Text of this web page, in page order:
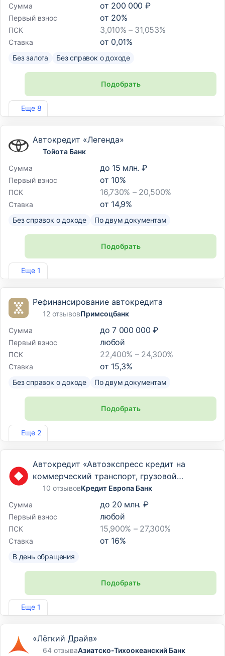
Еще 8
Сумма
от 200 000 ₽
Первый взнос от 20%
ПСК 3,010% – 31,053%
Ставка от 0,01%
Без залога Без справок о доходе
Подобрать
Лиц. №170
Еще 1
Автокредит «Легенда»
Тойота Банк
Сумма
до 15 млн. ₽
Первый взнос от 10%
ПСК 16,730% – 20,500%
Ставка от 14,9%
Без справок о доходе По двум документам
Подобрать
Лиц. №3470
Еще 2
Рефинансирование автокредита
12 отзывовПримсоцбанк
Сумма
до 7 000 000 ₽
Первый взнос любой
ПСК 22,400% – 24,300%
Ставка от 15,3%
Без справок о доходе По двум документам
Подобрать
Лиц. №2733
Еще 1
Автокредит «Автоэкспресс кредит на
коммерческий транспорт, грузовой
транспорт и спецтехнику»
10 отзывовКредит Европа Банк
Сумма
до 20 млн. ₽
Первый взнос любой
ПСК 15,900% – 27,300%
Ставка от 16%
В день обращения
Подобрать
Лиц. №3311
«Лёгкий Драйв»
64 отзываАзиатско-Тихоокеанский Банк